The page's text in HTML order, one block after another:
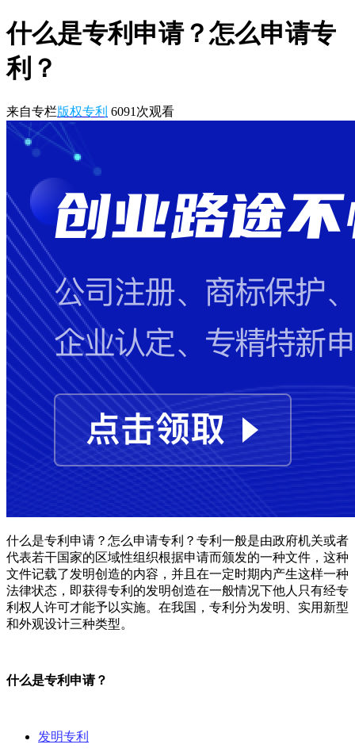
什么是专利申请？怎么申请专
利？
来自专栏版权专利 6091 次观看
什么是专利申请？怎么申请专利？专利一般是由政府机关或者
代表若干国家的区域性组织根据申请而颁发的一种文件，这种
文件记载了发明创造的内容，并且在一定时期内产生这样一种
法律状态，即获得专利的发明创造在一般情况下他人只有经专
利权人许可才能予以实施。在我国，专利分为发明、实用新型
和外观设计三种类型。
什么是专利申请？
发明专利